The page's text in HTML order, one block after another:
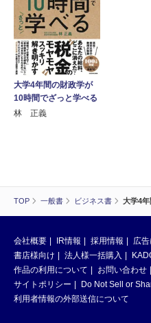
TOP 一般書 ビジネス書 大学4
大学4年間の財政学が
10時間でざっと学べる
林 正義
会社概要 IR情報 採用情報 広
書店様向け
法人様一括購入
作品の利用について
お問い合わせ
サイトポリシー
Do Not Sell or
利用者情報の外部送信について